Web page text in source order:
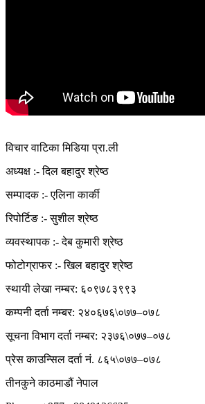
विचार वाटिका मिडिया प्रा.ली
अध्यक्ष :- दिल बहादुर श्रेष्ठ
सम्पादक :- एलिना कार्की
रिपोर्टिङ :- सुशील श्रेष्ठ
व्यवस्थापक :- देब कुमारी श्रेष्ठ
फोटोग्राफर :- खिल बहादुर श्रेष्ठ
स्थायी लेखा नम्बर: ६०९७८३९९३
कम्पनी दर्ता नम्बर: २४०६७६\०७७–०७८
सूचना विभाग दर्ता नम्बर: २३७६\०७७–०७८
प्रेस काउन्सिल दर्ता नं. ८६५\०७७–०७८
तीनकुने काठमाडौं नेपाल